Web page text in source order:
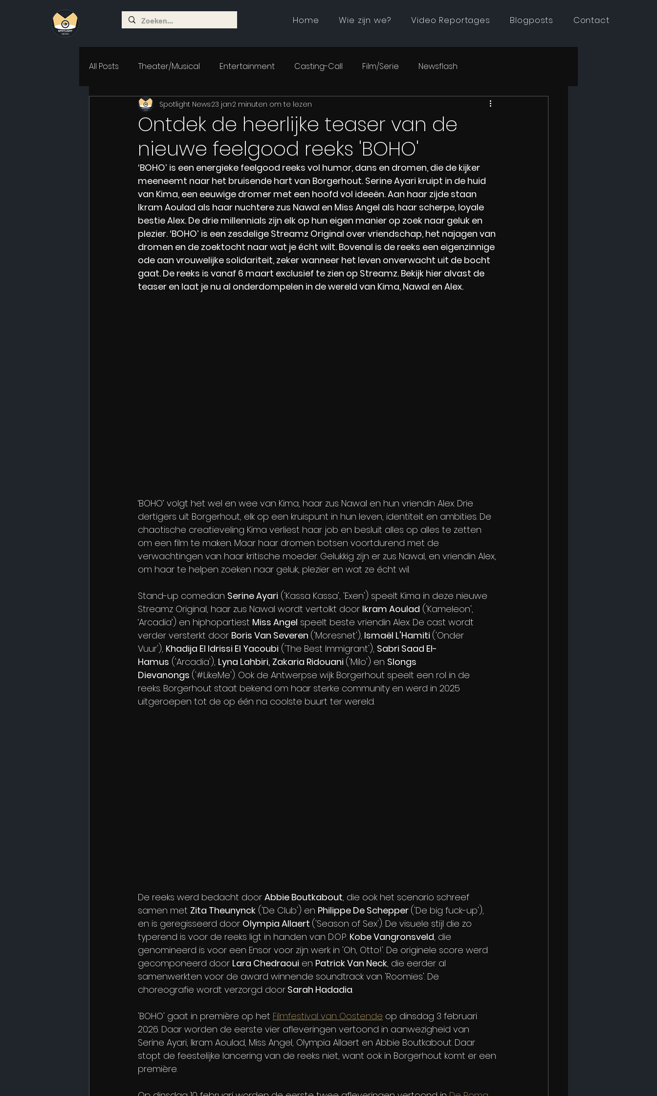
Home Wie zijn we? Video Reportages Blogposts Contact
All Posts Theater/Musical Entertainment Casting-Call Film/Serie Newsflash
Ontdek de heerlijke teaser van de
nieuwe feelgood reeks 'BOHO'
Spotlight News23 jan2 minuten om te lezen
‘BOHO’ is een energieke feelgood reeks vol humor, dans en dromen, die de kijker
meeneemt naar het bruisende hart van Borgerhout. Serine Ayari kruipt in de huid
van Kima, een eeuwige dromer met een hoofd vol ideeën. Aan haar zijde staan
Ikram Aoulad als haar nuchtere zus Nawal en Miss Angel als haar scherpe, loyale
bestie Alex. De drie millennials zijn elk op hun eigen manier op zoek naar geluk en
plezier. ‘BOHO’ is een zesdelige Streamz Original over vriendschap, het najagen van
dromen en de zoektocht naar wat je écht wilt. Bovenal is de reeks een eigenzinnige
ode aan vrouwelijke solidariteit, zeker wanneer het leven onverwacht uit de bocht
gaat. De reeks is vanaf 6 maart exclusief te zien op Streamz. Bekijk hier alvast de
teaser en laat je nu al onderdompelen in de wereld van Kima, Nawal en Alex.
‘BOHO’ volgt het wel en wee van Kima, haar zus Nawal en hun vriendin Alex. Drie
dertigers uit Borgerhout, elk op een kruispunt in hun leven, identiteit en ambities. De
chaotische creatieveling Kima verliest haar job en besluit alles op alles te zetten
om een film te maken. Maar haar dromen botsen voortdurend met de
verwachtingen van haar kritische moeder. Gelukkig zijn er zus Nawal, en vriendin Alex,
om haar te helpen zoeken naar geluk, plezier en wat ze écht wil.
Stand-up comedian Serine Ayari ('Kassa Kassa', 'Exen') speelt Kima in deze nieuwe
Streamz Original, haar zus Nawal wordt vertolkt door Ikram Aoulad ('Kameleon',
‘Arcadia’) en hiphopartiest Miss Angel speelt beste vriendin Alex. De cast wordt
verder versterkt door Boris Van Severen ('Moresnet'), Ismaël L'Hamiti ('Onder
Vuur'), Khadija El Idrissi El Yacoubi ('The Best Immigrant'), Sabri Saad El-
Hamus ('Arcadia'), Lyna Lahbiri, Zakaria Ridouani ('Milo') en Slongs
Dievanongs ('#LikeMe'). Ook de Antwerpse wijk Borgerhout speelt een rol in de
reeks. Borgerhout staat bekend om haar sterke community en werd in 2025
uitgeroepen tot de op één na coolste buurt ter wereld.
De reeks werd bedacht door Abbie Boutkabout, die ook het scenario schreef
samen met Zita Theunynck ('De Club') en Philippe De Schepper ('De big fuck-up'),
en is geregisseerd door Olympia Allaert ('Season of Sex'). De visuele stijl die zo
typerend is voor de reeks ligt in handen van D.O.P. Kobe Vangronsveld, die
genomineerd is voor een Ensor voor zijn werk in 'Oh, Otto!'. De originele score werd
gecomponeerd door Lara Chedraoui en Patrick Van Neck, die eerder al
samenwerkten voor de award winnende soundtrack van 'Roomies'. De
choreografie wordt verzorgd door Sarah Hadadia.
'BOHO' gaat in première op het Filmfestival van Oostende op dinsdag 3 februari
2026. Daar worden de eerste vier afleveringen vertoond in aanwezigheid van
Serine Ayari, Ikram Aoulad, Miss Angel, Olympia Allaert en Abbie Boutkabout. Daar
stopt de feestelijke lancering van de reeks niet, want ook in Borgerhout komt er een
première.